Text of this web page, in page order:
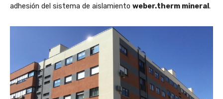
adhesión del sistema de aislamiento weber.therm mineral.